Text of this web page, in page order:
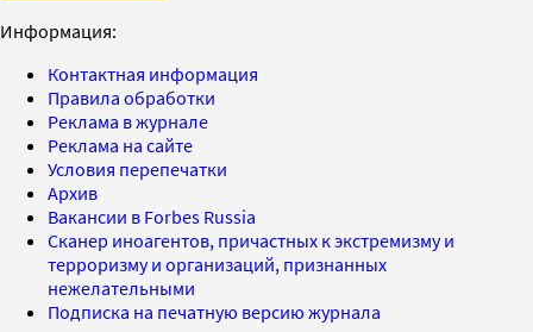
Информация:
Контактная информация
Правила обработки
Реклама в журнале
Реклама на сайте
Условия перепечатки
Архив
Вакансии в Forbes Russia
Сканер иноагентов, причастных к экстремизму и
терроризму и организаций, признанных
нежелательными
Подписка на печатную версию журнала